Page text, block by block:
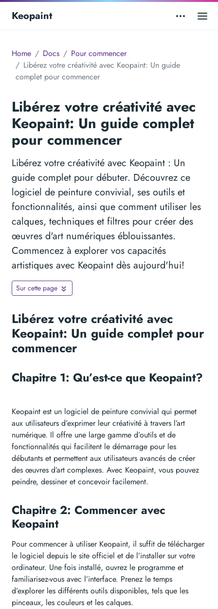
Keopaint
Home Docs
Pour commencer
Libérez votre créativité avec Keopaint: Un guide
complet pour commencer
Libérez votre créativité avec
Keopaint: Un guide complet
pour commencer
Libérez votre créativité avec Keopaint : Un
guide complet pour débuter. Découvrez ce
logiciel de peinture convivial, ses outils et
fonctionnalités, ainsi que comment utiliser les
calques, techniques et filtres pour créer des
œuvres d'art numériques éblouissantes.
Commencez à explorer vos capacités
artistiques avec Keopaint dès aujourd'hui!
Sur cette page
Libérez votre créativité avec
Keopaint: Un guide complet pour
commencer
Chapitre 1: Qu’est-ce que Keopaint?
Keopaint est un logiciel de peinture convivial qui permet
aux utilisateurs d’exprimer leur créativité à travers l’art
numérique. Il offre une large gamme d’outils et de
fonctionnalités qui facilitent le démarrage pour les
débutants et permettent aux utilisateurs avancés de créer
des œuvres d’art complexes. Avec Keopaint, vous pouvez
peindre, dessiner et concevoir facilement.
Chapitre 2: Commencer avec
Keopaint
Pour commencer à utiliser Keopaint, il suffit de télécharger
le logiciel depuis le site officiel et de l’installer sur votre
ordinateur. Une fois installé, ouvrez le programme et
familiarisez-vous avec l’interface. Prenez le temps
d’explorer les différents outils disponibles, tels que les
pinceaux, les couleurs et les calques.